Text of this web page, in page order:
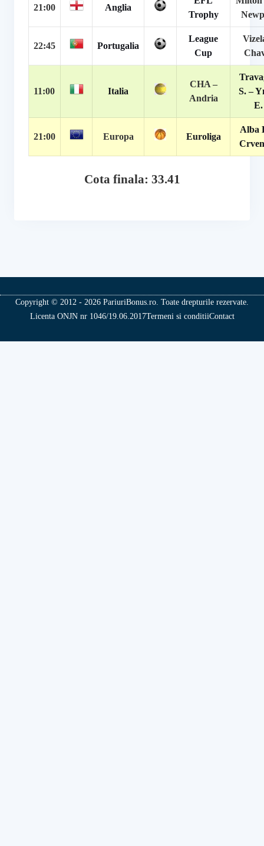
21:00 Anglia
Trophy
22:45 Portugalia
League
Cup
11:00 Italia
CHA –
Andria
S. –
E.
21:00 Europa Euroliga
Alba
Cota finala: 33.41
Copyright © 2012 - 2026 PariuriBonus.ro. Toate drepturile rezervate.
Licenta ONJN nr 1046/19.06.2017Termeni si conditiiContact